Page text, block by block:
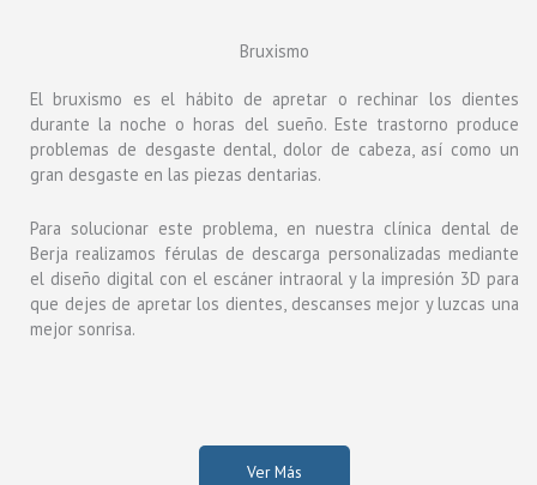
Bruxismo
El bruxismo es el hábito de apretar o rechinar los dientes
durante la noche o horas del sueño. Este trastorno produce
problemas de desgaste dental, dolor de cabeza, así como un
gran desgaste en las piezas dentarias.
Para solucionar este problema, en nuestra clínica dental de
Berja realizamos férulas de descarga personalizadas mediante
el diseño digital con el escáner intraoral y la impresión 3D para
que dejes de apretar los dientes, descanses mejor y luzcas una
mejor sonrisa.
Ver Más